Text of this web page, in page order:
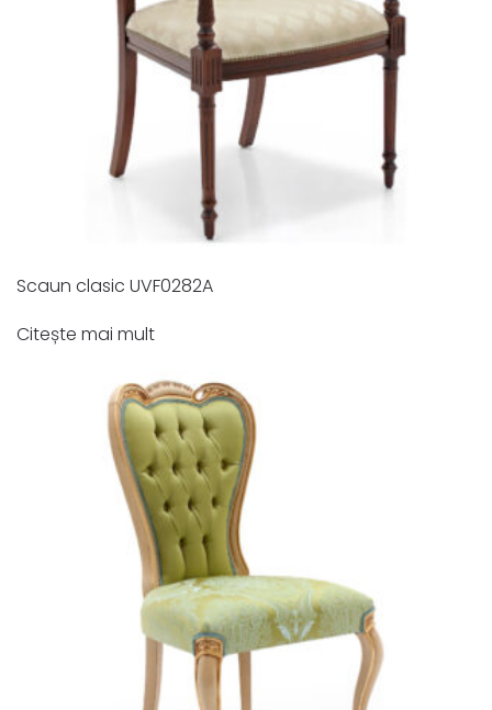
Scaun clasic UVF0282A
Citește mai mult